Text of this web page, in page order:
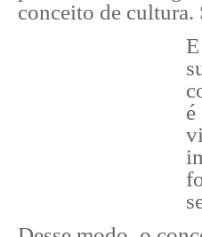
conceito de cultura.